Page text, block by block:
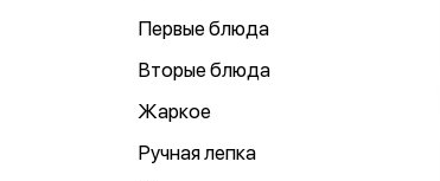
Первые блюда
Вторые блюда
Жаркое
Ручная лепка